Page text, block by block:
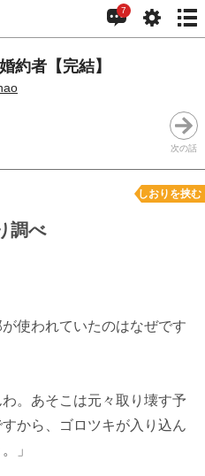
7
約者【完結】
次の話
しおりを挟む
調べ
使われていたのはなぜです
。あそこは元々取り壊す予
から、ゴロツキが入り込ん
」